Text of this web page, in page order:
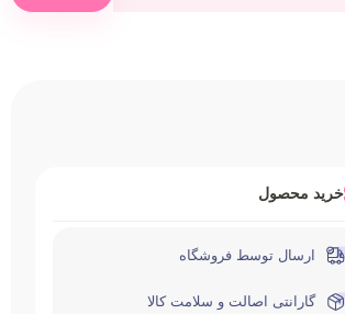
خرید محصول
ارسال توسط فروشگاه
گارانتی اصالت و سلامت کالا